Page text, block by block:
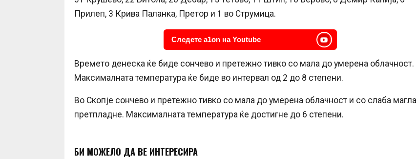
Прилеп, 3 Крива Паланка, Претор и 1 во Струмица.
Следете a1on на Youtube
Времето денеска ќе биде сончево и претежно тивко со мала до умерена облачност.
Максималната температура ќе биде во интервал од 2 до 8 степени.
Во Скопје сончево и претежно тивко со мала до умерена облачност и со слаба магла
претпладне. Максималната температура ќе достигне до 6 степени.
БИ МОЖЕЛО ДА ВЕ ИНТЕРЕСИРА